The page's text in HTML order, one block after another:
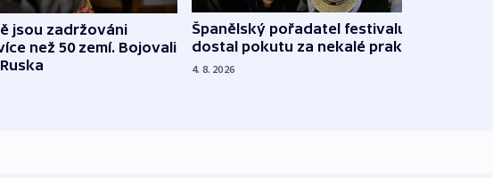
jsou zadržováni
než 50 zemí. Bojovali
Španělský pořadatel festivalu
dostal pokutu za nekalé praktiky
4. 8. 2026